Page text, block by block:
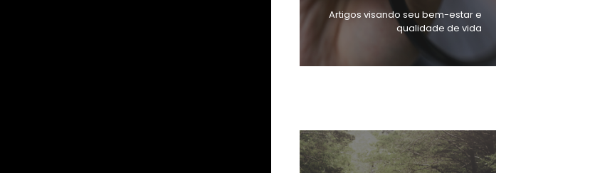
Artigos visando seu bem-estar e
qualidade de vida